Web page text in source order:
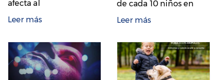
afecta al
Leer más
de cada 10 niños en
Leer más